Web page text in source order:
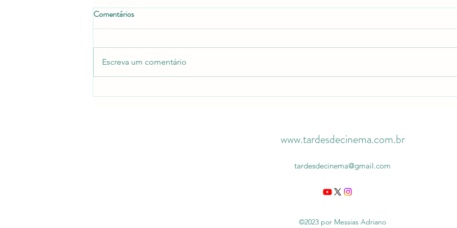
Os Fantasmas Ainda Se
A
Comentários
Escreva um comentário
www.tardesdecinema.com.br
tardesdecinema@gmail.com
©2023 por Messias Adriano